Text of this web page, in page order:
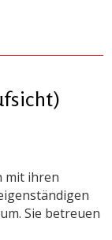
mit ihren
Sie betreuen